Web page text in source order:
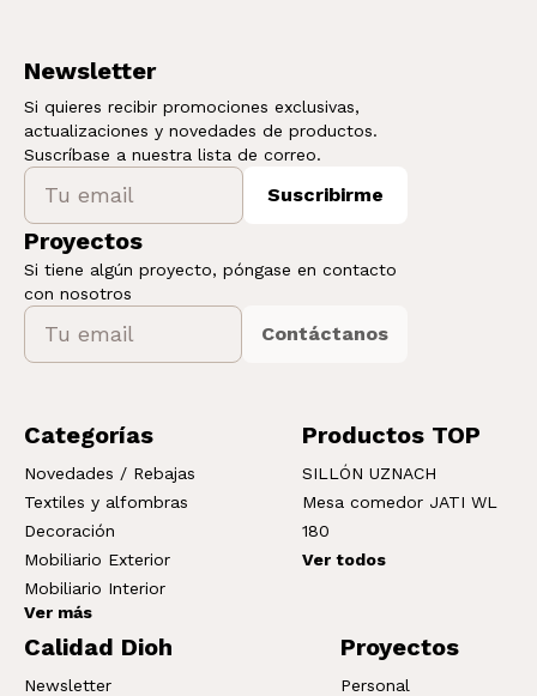
Newsletter
Si quieres recibir promociones exclusivas,
actualizaciones y novedades de productos.
Suscríbase a nuestra lista de correo.
Suscribirme
Proyectos
Si tiene algún proyecto, póngase en contacto
con nosotros
Contáctanos
Categorías
Novedades / Rebajas
Textiles y alfombras
Decoración
Mobiliario Exterior
Mobiliario Interior
Ver más
Productos TOP
SILLÓN UZNACH
Mesa comedor JATI WL
180
Ver todos
Calidad Dioh
Newsletter
Proyectos
Personal